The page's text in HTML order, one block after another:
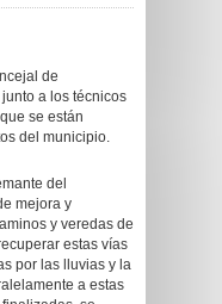
de
a los técnicos
se están
del municipio.
del
mejora y
y veredas de
estas vías
por las lluvias y la
a estas